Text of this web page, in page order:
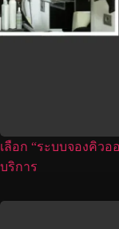
เลือก “ระบบจองคิวอ
บริการ